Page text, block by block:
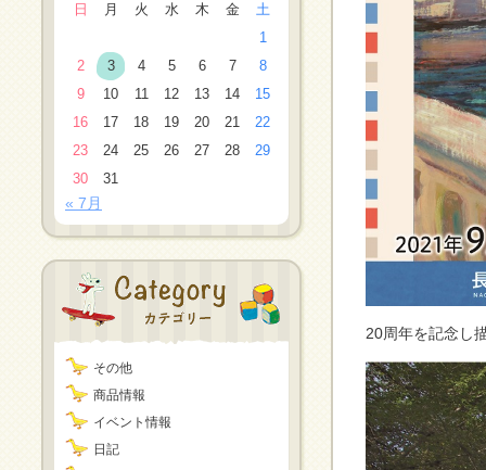
日
月 火 水 木 金
土
1
2
3 4 5 6 7
8
9
10 11 12 13 14
15
16
17 18 19 20 21
22
23
24 25 26 27 28
29
30
31
« 7月
その他
商品情報
イベント情報
日記
20周年を記念し